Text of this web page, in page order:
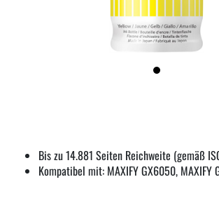
Bis zu 14.881 Seiten Reichweite (gemäß
Kompatibel mit: MAXIFY GX6050, MAXIFY